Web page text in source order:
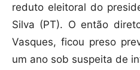
reduto eleitoral do
Silva (PT). O então
Vasques, ficou preso
um ano sob suspeita de